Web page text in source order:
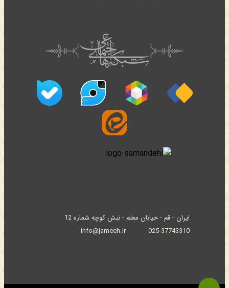
ایران - قم - خیابان معلم - نبش کوچه شماره 12
025-37743310
info@jameeh.ir